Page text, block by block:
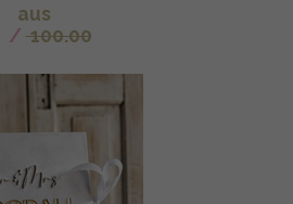
aus
/ 100.00